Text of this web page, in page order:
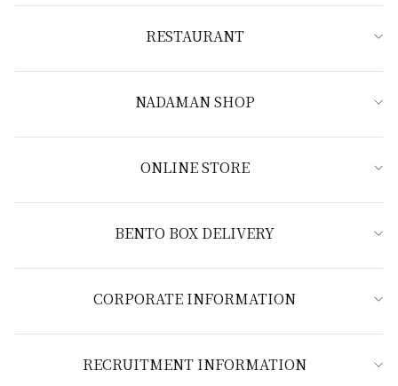
RESTAURANT
NADAMAN SHOP
ONLINE STORE
BENTO BOX DELIVERY
CORPORATE INFORMATION
RECRUITMENT INFORMATION